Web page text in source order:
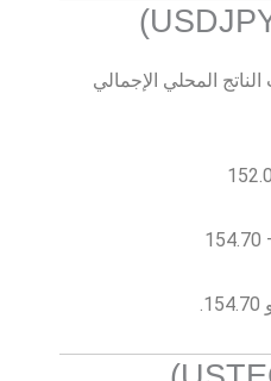
المحلي الإجمالي